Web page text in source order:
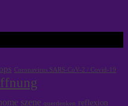
Coronavirus SARS-CoV-2 / Covid-19
szene querdenken reflexion